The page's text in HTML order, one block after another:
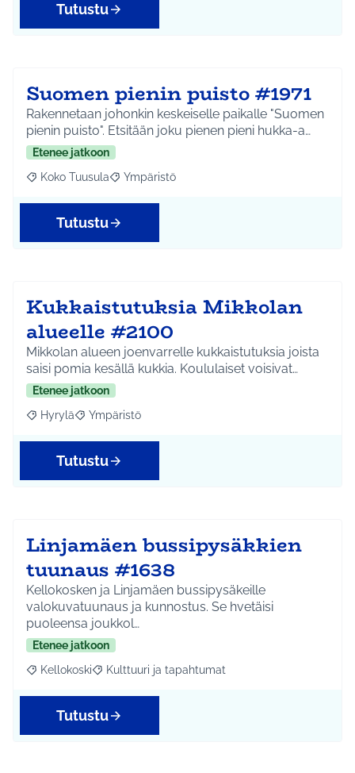
Tutustu
Suomen pienin puisto #1971
Rakennetaan johonkin keskeiselle paikalle "Suomen
pienin puisto". Etsitään joku pienen pieni hukka-a…
Etenee jatkoon
Rajaa tulokset aihepiirin mukaan: Koko Tuusula
Koko Tuusula Rajaa tulokset teeman mukaan: Ympäristö
Ympäristö
Tutustu
Kukkaistutuksia Mikkolan
alueelle #2100
Mikkolan alueen joenvarrelle kukkaistutuksia joista
saisi pomia kesällä kukkia. Koululaiset voisivat…
Etenee jatkoon
Rajaa tulokset aihepiirin mukaan: Hyrylä
Hyrylä Rajaa tulokset teeman mukaan: Ympäristö
Ympäristö
Tutustu
Linjamäen bussipysäkkien
tuunaus #1638
Kellokosken ja Linjamäen bussipysäkeille
valokuvatuunaus ja kunnostus. Se hvetäisi
puoleensa joukkol…
Etenee jatkoon
Rajaa tulokset aihepiirin mukaan: Kellokoski
Kellokoski Rajaa tulokset teeman mukaan: Kulttuuri ja
Kulttuuri ja tapahtumat
Tutustu